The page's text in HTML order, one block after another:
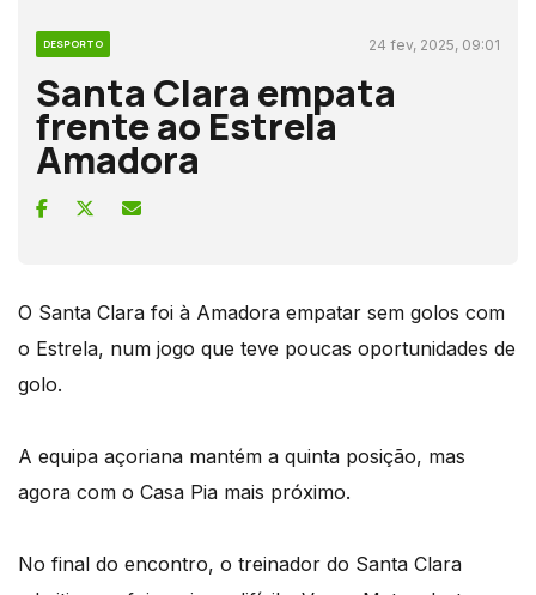
DESPORTO 24 fev, 2025, 09:01
Santa Clara empata
frente ao Estrela
Amadora
O Santa Clara foi à Amadora empatar sem golos com
o Estrela, num jogo que teve poucas oportunidades de
golo.
A equipa açoriana mantém a quinta posição, mas
agora com o Casa Pia mais próximo.
No final do encontro, o treinador do Santa Clara